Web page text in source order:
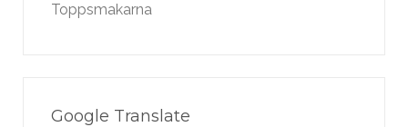
Toppsmakarna
Google Translate